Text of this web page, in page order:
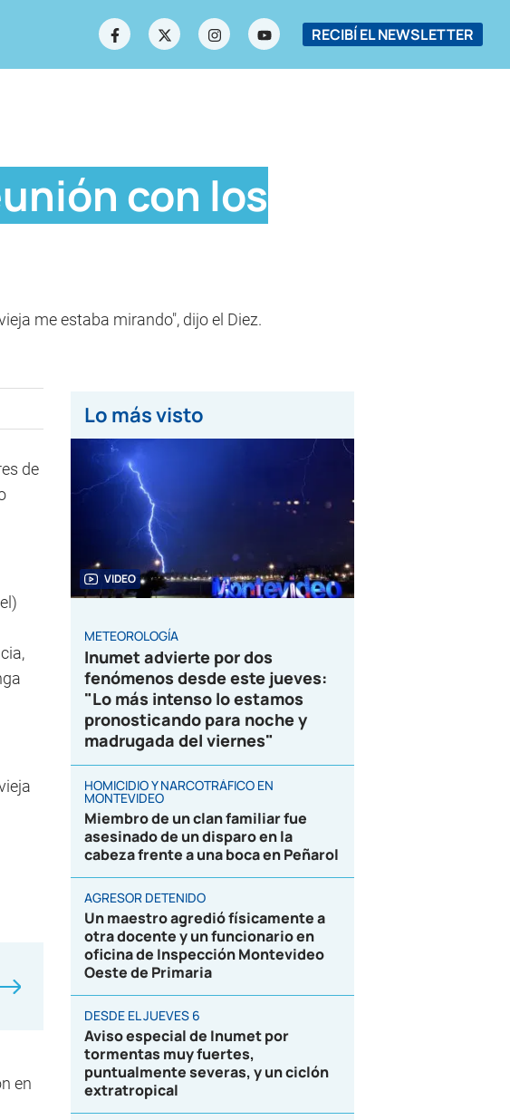
RECIBÍ EL NEWSLETTER
con los
me estaba mirando", dijo el Diez.
de
en
Lo más visto
VIDEO
METEOROLOGÍA
Inumet advierte por dos
fenómenos desde este jueves:
"Lo más intenso lo estamos
pronosticando para noche y
madrugada del viernes"
HOMICIDIO Y NARCOTRÁFICO EN
MONTEVIDEO
Miembro de un clan familiar fue
asesinado de un disparo en la
cabeza frente a una boca en Peñarol
AGRESOR DETENIDO
Un maestro agredió físicamente a
otra docente y un funcionario en
oficina de Inspección Montevideo
Oeste de Primaria
DESDE EL JUEVES 6
Aviso especial de Inumet por
tormentas muy fuertes,
puntualmente severas, y un ciclón
extratropical